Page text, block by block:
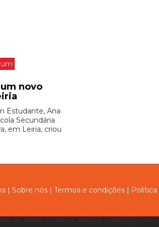
novo
Estudante, Ana
Secundária
em Leiria, criou
| Sobre nós | Termos e condições |
de redes sociais e analisar o tráfego nos